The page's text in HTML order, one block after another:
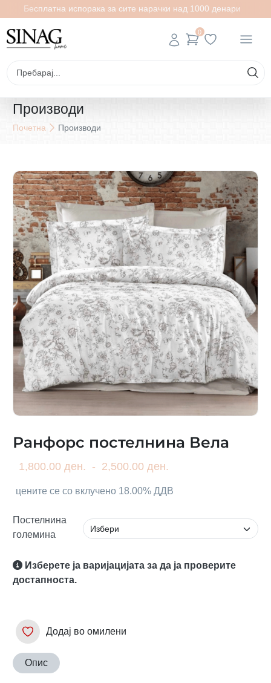
Бесплатна испорака за сите нарачки над 1000 денари
0
Производи
Почетна Производи
Ранфорс постелнина Вела
1,800.00 ден. - 2,500.00 ден.
цените се со вклучено 18.00% ДДВ
Постелнина
големина
Изберете ја варијацијата за да ја проверите
достапноста.
Додај во омилени
Опис